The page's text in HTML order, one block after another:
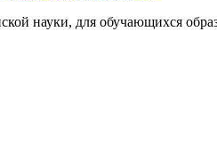
для обучающихся